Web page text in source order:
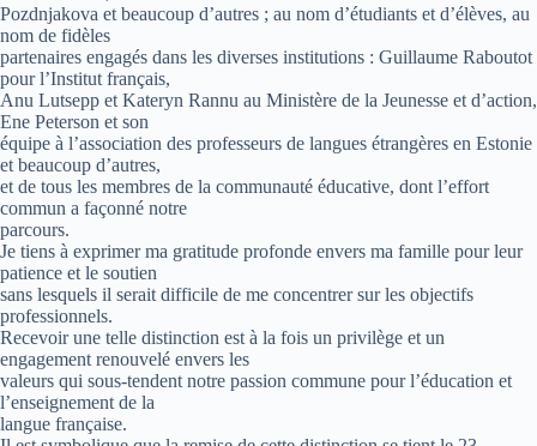
Pozdnjakova et beaucoup d’autres ; au nom d’étudiants et d’élèves, au
nom de fidèles
partenaires engagés dans les diverses institutions : Guillaume Raboutot
pour l’Institut français,
Anu Lutsepp et Kateryn Rannu au Ministère de la Jeunesse et d’action,
Ene Peterson et son
équipe à l’association des professeurs de langues étrangères en Estonie
et beaucoup d’autres,
et de tous les membres de la communauté éducative, dont l’effort
commun a façonné notre
parcours.
Je tiens à exprimer ma gratitude profonde envers ma famille pour leur
patience et le soutien
sans lesquels il serait difficile de me concentrer sur les objectifs
professionnels.
Recevoir une telle distinction est à la fois un privilège et un
engagement renouvelé envers les
valeurs qui sous-tendent notre passion commune pour l’éducation et
l’enseignement de la
langue française.